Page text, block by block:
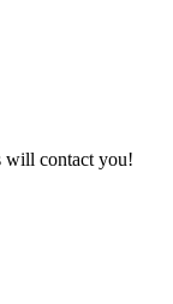
will contact you!